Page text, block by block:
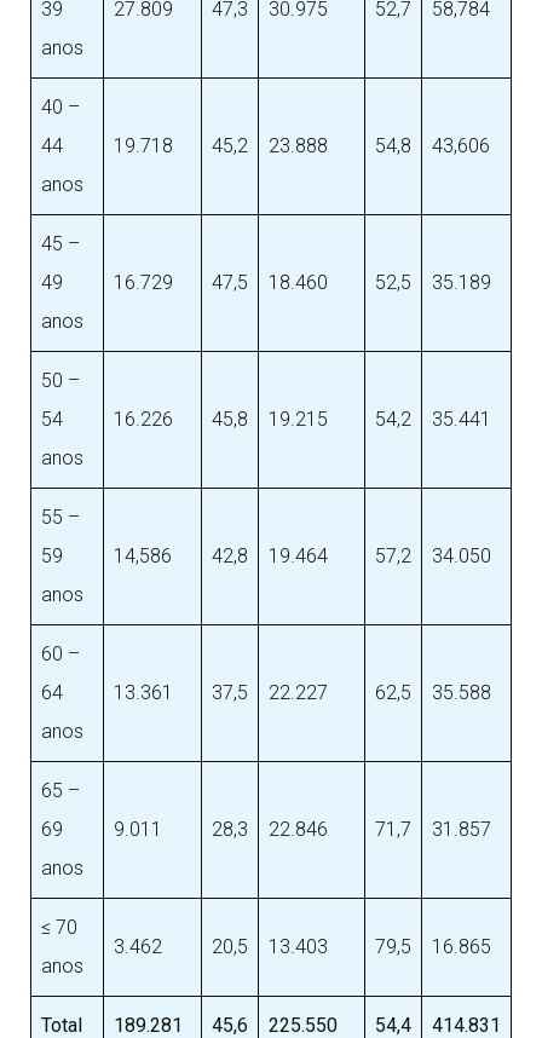
39
anos
27.809 47,3 30.975 52,7 58,784
40 –
44
anos
19.718 45,2 23.888 54,8 43,606
45 –
49
anos
16.729 47,5 18.460 52,5 35.189
50 –
54
anos
16.226 45,8 19.215 54,2 35.441
55 –
59
anos
14,586 42,8 19.464 57,2 34.050
60 –
64
anos
13.361 37,5 22.227 62,5 35.588
65 –
69
anos
9.011 28,3 22.846 71,7 31.857
≤ 70
anos
3.462 20,5 13.403 79,5 16.865
Total 189.281 45,6 225.550 54,4 414.831